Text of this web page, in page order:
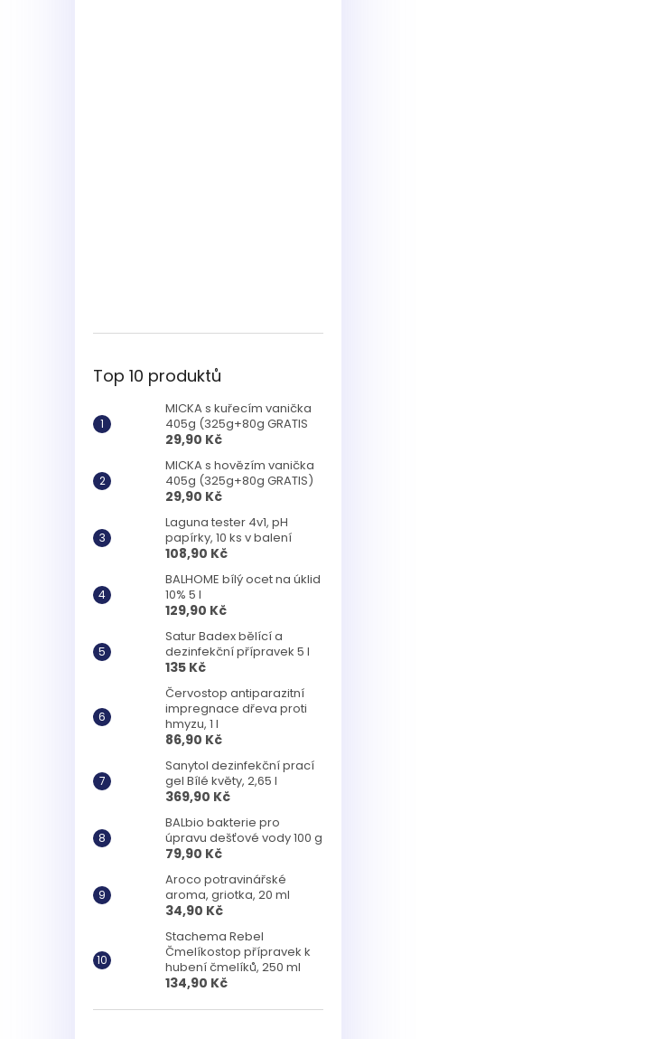
Top 10 produktů
MICKA s kuřecím vanička
405g (325g+80g GRATIS
29,90 Kč
MICKA s hovězím vanička
405g (325g+80g GRATIS)
29,90 Kč
Laguna tester 4v1, pH
papírky, 10 ks v balení
108,90 Kč
BALHOME bílý ocet na úklid
10% 5 l
129,90 Kč
Satur Badex bělící a
dezinfekční přípravek 5 l
135 Kč
Červostop antiparazitní
impregnace dřeva proti
hmyzu, 1 l
86,90 Kč
Sanytol dezinfekční prací
gel Bílé květy, 2,65 l
369,90 Kč
BALbio bakterie pro
úpravu dešťové vody 100 g
79,90 Kč
Aroco potravinářské
aroma, griotka, 20 ml
34,90 Kč
Stachema Rebel
Čmelíkostop přípravek k
hubení čmelíků, 250 ml
134,90 Kč